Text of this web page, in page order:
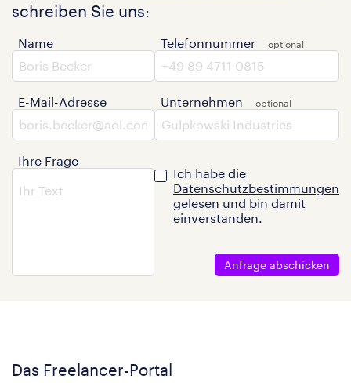
schreiben Sie uns:
Name
E-Mail-Adresse
Ihre Frage
Telefonnummer
Unternehmen
Ich habe die
Datenschutzbestimmungen
gelesen und bin damit
einverstanden.
Anfrage abschicken
Das Freelancer-Portal